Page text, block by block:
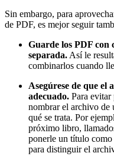
Sin embargo, para
de PDF, es mejor seguir
Guarde los PDF con
separada. Así le
combinarlos cuando
Asegúrese de que el
adecuado. Para evitar
nombrar el archivo de
qué se trata. Por
próximo libro,
ponerle un título
para distinguir el